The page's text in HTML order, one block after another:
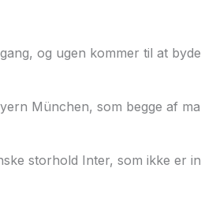
og ugen kommer til at
München, som begge af
storhold Inter, som ikke er